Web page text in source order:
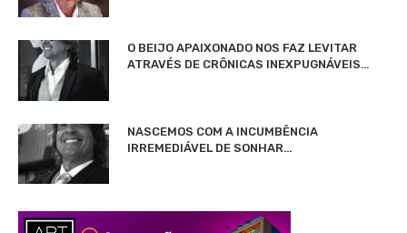
O BEIJO APAIXONADO NOS FAZ LEVITAR
ATRAVÉS DE CRÔNICAS INEXPUGNÁVEIS…
NASCEMOS COM A INCUMBÊNCIA
IRREMEDIÁVEL DE SONHAR…